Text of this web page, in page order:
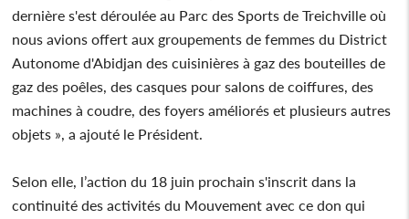
dernière s'est déroulée au Parc des Sports de Treichville où
nous avions offert aux groupements de femmes du District
Autonome d'Abidjan des cuisinières à gaz des bouteilles de
gaz des poêles, des casques pour salons de coiffures, des
machines à coudre, des foyers améliorés et plusieurs autres
objets », a ajouté le Président.
Selon elle, l’action du 18 juin prochain s'inscrit dans la
continuité des activités du Mouvement avec ce don qui